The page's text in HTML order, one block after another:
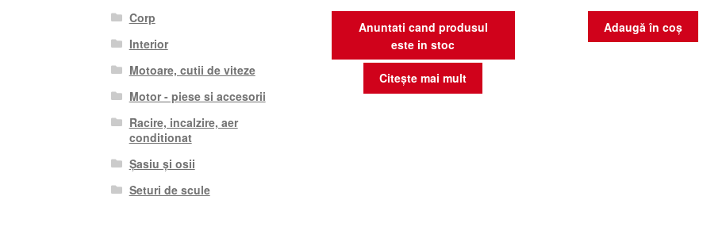
Anuntati cand produsul
este in stoc
Citește mai mult
Adaugă în coș
Corp
Interior
Motoare, cutii de viteze
Motor - piese si accesorii
Racire, incalzire, aer
conditionat
Șasiu și osii
Seturi de scule